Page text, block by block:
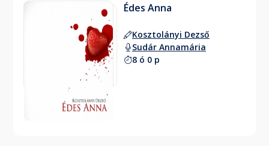
Édes Anna
Kosztolányi Dezső
Sudár Annamária
8 ó 0 p